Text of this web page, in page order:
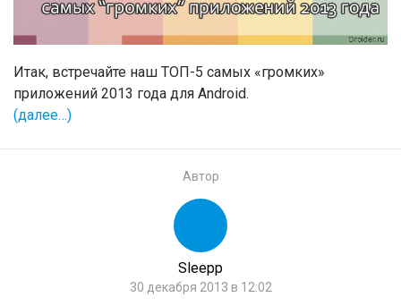
Итак, встречайте наш ТОП-5 самых «громких»
приложений 2013 года для Android.
(далее…)
Автор
Sleepp
30 декабря 2013 в 12:02